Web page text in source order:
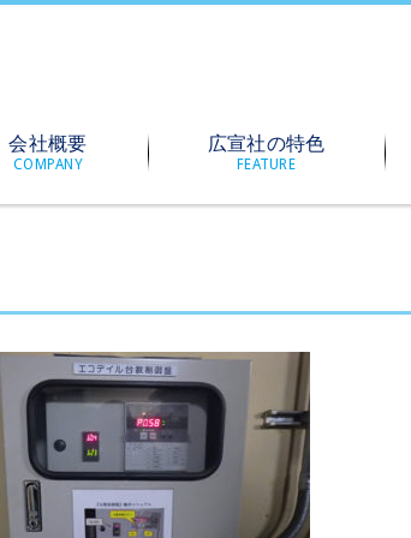
会社概要
COMPANY
広宣社の特色
FEATURE